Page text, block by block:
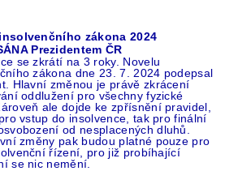
zákona 2024
Prezidentem ČR
se zkrátí na 3 roky. Novelu
zákona dne 23. 7. 2024 podepsal
Hlavní změnou je právě zkrácení
oddlužení pro všechny fyzické
ale dojde ke zpřísnění pravidel,
vstup do insolvence, tak pro finální
od nesplacených dluhů.
změny pak budou platné pouze pro
řízení, pro již probíhající
se nic nemění.